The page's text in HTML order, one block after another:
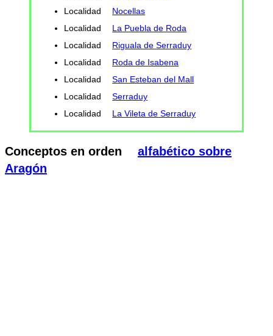
Localidad
Nocellas
Localidad
La Puebla de Roda
Localidad
Riguala de Serraduy
Localidad
Roda de Isabena
Localidad
San Esteban del Mall
Localidad
Serraduy
Localidad
La Vileta de Serraduy
Conceptos en orden
alfabético sobre
Aragón